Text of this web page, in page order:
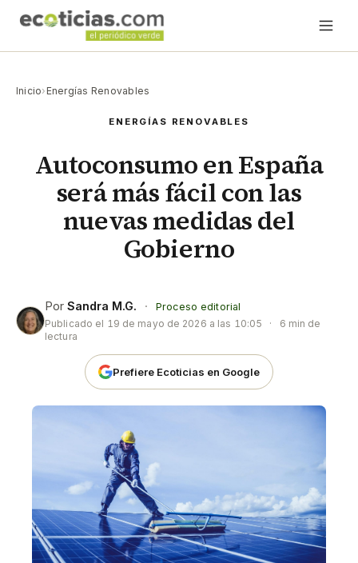
Inicio› Energías Renovables
ENERGÍAS RENOVABLES
Autoconsumo en España
será más fácil con las
nuevas medidas del
Gobierno
Por Sandra M.G. ·
Proceso editorial
Publicado el 19 de mayo de 2026 a las 10:05 ·
6 min de
lectura
Prefiere Ecoticias en Google